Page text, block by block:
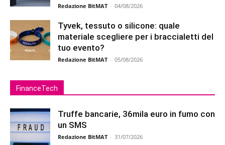
Redazione BitMAT - 04/08/2026
Tyvek, tessuto o silicone: quale
materiale scegliere per i braccialetti del
tuo evento?
Redazione BitMAT - 05/08/2026
FinanceTech
Truffe bancarie, 36mila euro in fumo con
un SMS
Redazione BitMAT - 31/07/2026